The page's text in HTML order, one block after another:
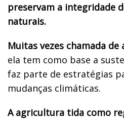
preservam a integridade
naturais.
Muitas vezes chamada
ela tem como base a
faz parte de estratégias
mudanças climáticas.
A agricultura tida como